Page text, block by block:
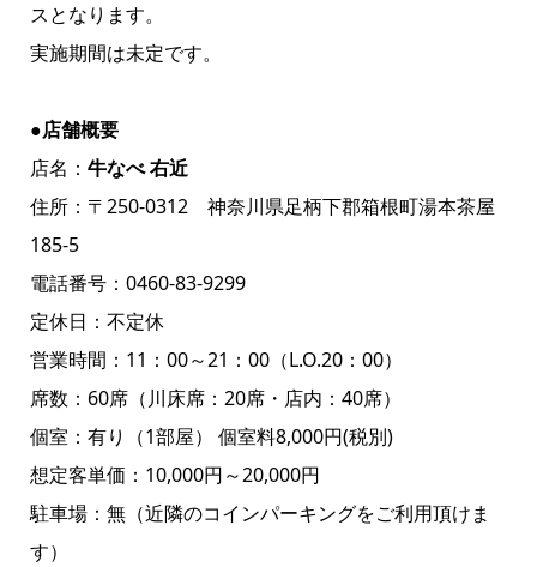
スとなります。
実施期間は未定です。
●店舗概要
店名： 牛なべ 右近
住所：〒250-0312 神奈川県足柄下郡箱根町湯本茶屋
185-5
電話番号：0460-83-9299
定休日：不定休
営業時間：11：00～21：00（L.O.20：00）
席数：60席（川床席：20席・店内：40席）
個室：有り（1部屋） 個室料8,000円(税別)
想定客単価：10,000円～20,000円
駐車場：無（近隣のコインパーキングをご利用頂けま
す）